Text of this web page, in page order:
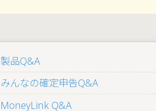
製品Q&A
みんなの確定申告Q&A
MoneyLink Q&A